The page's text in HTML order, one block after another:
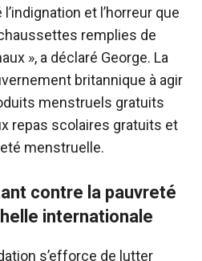
et l’horreur que
remplies de
», a déclaré George. La
britannique à agir
menstruels gratuits
repas scolaires gratuits et
menstruelle.
contre la pauvreté
internationale
s’efforce de lutter